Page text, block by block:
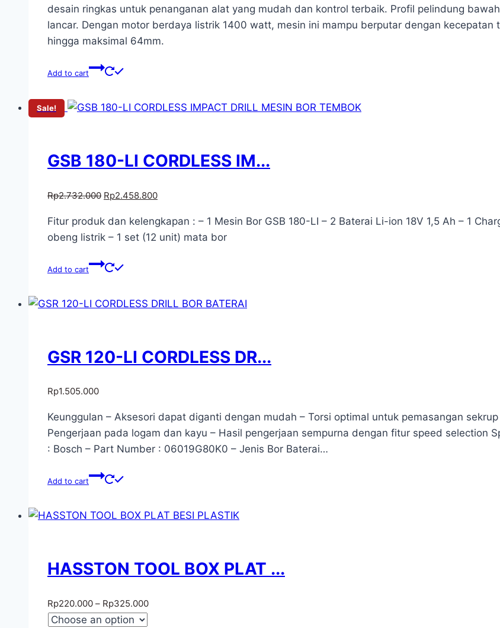
desain ringkas untuk penanganan alat yang mudah dan kontrol terbaik. Profil pelindung
lancar. Dengan motor berdaya listrik 1400 watt, mesin ini mampu berputar dengan
hingga maksimal 64mm.
Add to cart
Sale!
GSB 180-LI CORDLESS IM...
Rp2.732.000 Rp2.458.800
Fitur produk dan kelengkapan : – 1 Mesin Bor GSB 180-LI – 2 Baterai Li-ion 18V 1,5 Ah – 1
obeng listrik – 1 set (12 unit) mata bor
Add to cart
GSR 120-LI CORDLESS DR...
Rp1.505.000
Keunggulan – Aksesori dapat diganti dengan mudah – Torsi optimal untuk pemasangan
Pengerjaan pada logam dan kayu – Hasil pengerjaan sempurna dengan fitur speed selection
: Bosch – Part Number : 06019G80K0 – Jenis Bor Baterai…
Add to cart
HASSTON TOOL BOX PLAT ...
Rp220.000 – Rp325.000